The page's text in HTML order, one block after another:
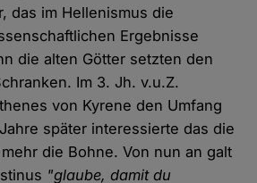
das im Hellenismus die
Ergebnisse
die alten Götter setzten den
Im 3. Jh. v.u.Z.
von Kyrene den Umfang
später interessierte das die
die Bohne. Von nun an galt
"glaube, damit du